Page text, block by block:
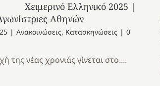
Χειμερινό Ελληνικό 2025 |
Αθηνών
| Ανακοινώσεις, Κατασκηνώσεις | 0
της νέας χρονιάς γίνεται στο....